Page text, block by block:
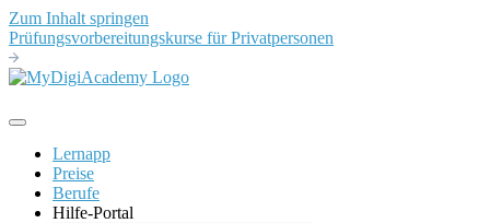
Zum Inhalt springen
Prüfungsvorbereitungskurse für Privatpersonen
Lernapp
Preise
Berufe
Hilfe-Portal